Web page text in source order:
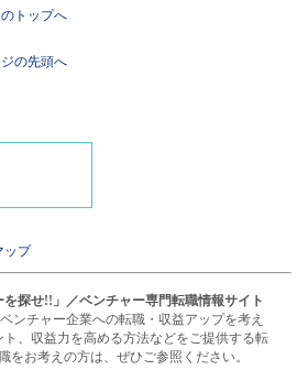
トップへ
の先頭へ
ップ
を探せ!!」／ベンチャー専門転職情報サイト
ンチャー企業への転職・収益アップを考え
、収益力を高める方法などをご提供する転
をお考えの方は、ぜひご参照ください。